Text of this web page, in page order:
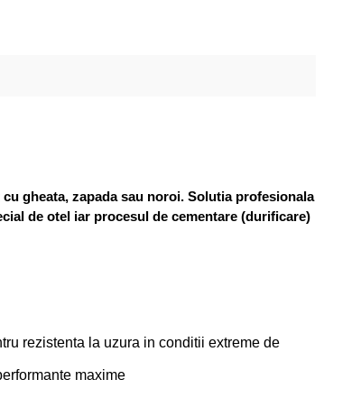
gheata, zapada sau noroi. Solutia profesionala
de otel iar procesul de cementare (durificare)
rezistenta la uzura in conditii extreme de
maxime